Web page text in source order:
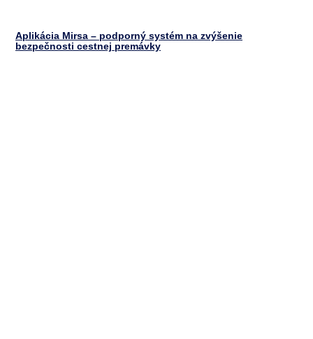
Aplikácia Mirsa – podporný systém na zvýšenie
bezpečnosti cestnej premávky